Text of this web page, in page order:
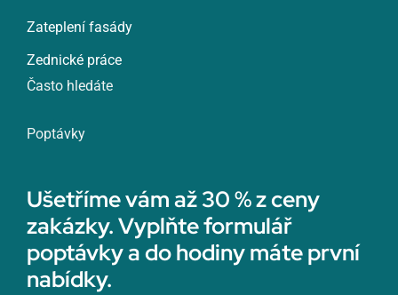
Zateplení fasády
Zednické práce
Často hledáte
Poptávky
Ušetříme vám až 30 % z ceny
zakázky. Vyplňte formulář
poptávky a do hodiny máte první
nabídky.